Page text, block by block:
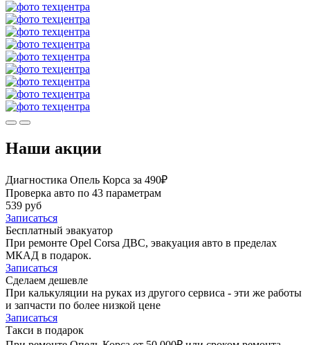
Наши акции
Диагностика Опель Корса за 490₽
Проверка авто по 43 параметрам
539 руб
Записаться
Бесплатный эвакуатор
При ремонте Opel Corsa ДВС, эвакуация авто в пределах
МКАД в подарок.
Записаться
Сделаем дешевле
При калькуляции на руках из другого сервиса - эти же работы
и запчасти по более низкой цене
Записаться
Такси в подарок